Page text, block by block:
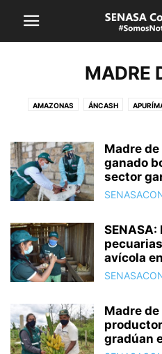
MADRE
AMAZONAS ÁNCASH
LA LIBERTAD
MADRE DE DIOS MOQUEGUA
SAN MARTÍN SENASA TACNA
Madre
ganado
sector
avícola
Madre
gradúan